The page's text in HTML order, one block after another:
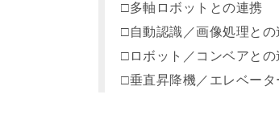
□多軸ロボットとの連携
□自動認識／画像処理との
□ロボット／コンベアとの
□垂直昇降機／エレベータ